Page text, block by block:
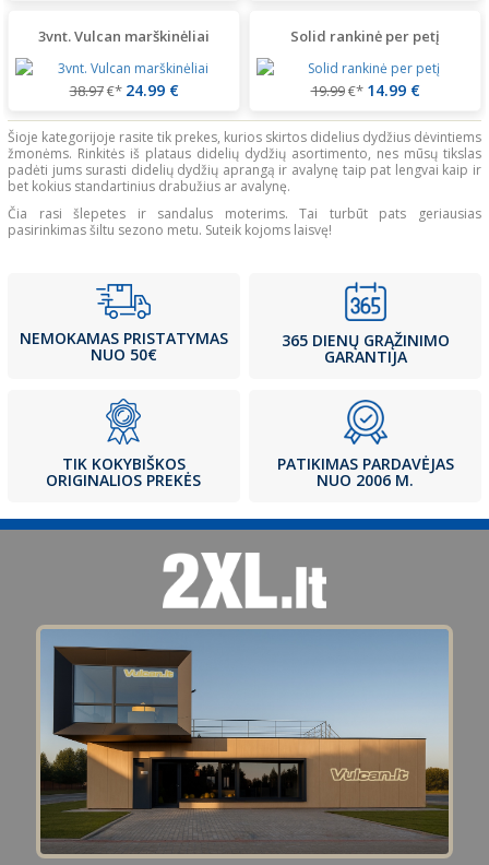
3vnt. Vulcan marškinėliai
38.97€* 24.99 €
Solid rankinė per petį
19.99€* 14.99 €
Šioje kategorijoje rasite tik prekes, kurios skirtos didelius dydžius dėvintiems
žmonėms. Rinkitės iš plataus didelių dydžių asortimento, nes mūsų tikslas
padėti jums surasti didelių dydžių aprangą ir avalynę taip pat lengvai kaip ir
bet kokius standartinius drabužius ar avalynę.
Čia rasi šlepetes ir sandalus moterims. Tai turbūt pats geriausias
pasirinkimas šiltu sezono metu. Suteik kojoms laisvę!
NEMOKAMAS PRISTATYMAS
NUO 50€
365 DIENŲ GRĄŽINIMO
GARANTIJA
TIK KOKYBIŠKOS
ORIGINALIOS PREKĖS
PATIKIMAS PARDAVĖJAS
NUO 2006 M.